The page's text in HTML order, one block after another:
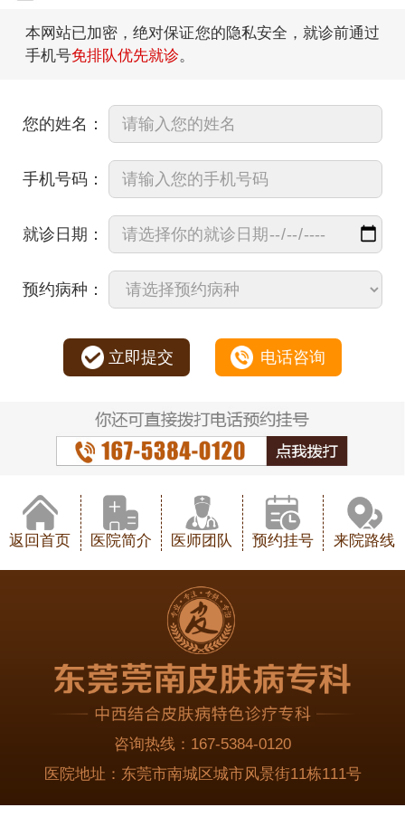
本网站已加密，绝对保证您的隐私安全，就诊前通过
手机号免排队优先就诊。
您的姓名：
手机号码：
就诊日期：
预约病种：
立即提交 电话咨询
返回首页 医院简介 医师团队 预约挂号 来院路线
咨询热线： 167-5384-0120
医院地址： 东莞市南城区城市风景街11栋111号